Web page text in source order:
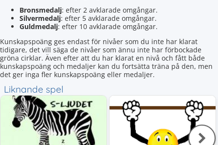
Bronsmedalj: efter 2 avklarade omgångar.
Silvermedalj: efter 5 avklarade omgångar.
Guldmedalj: efter 10 avklarade omgångar.
Kunskapspoäng ges endast för nivåer som du inte har klarat
tidigare, det vill säga de nivåer som ännu inte har förbockade
gröna cirklar. Även efter att du har klarat en nivå och fått både
kunskapspoäng och medaljer kan du fortsätta träna på den, men
det ger inga fler kunskapspoäng eller medaljer.
Liknande spel